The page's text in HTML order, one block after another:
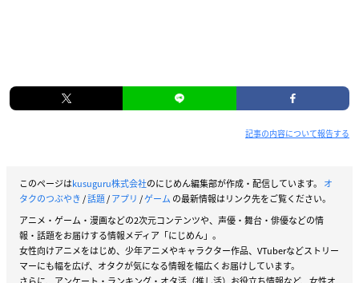
記事の内容について報告する
このページはkusuguru株式会社のにじめん編集部が作成・配信しています。 オ
タクのつぶやき/話題/アプリ /ゲーム の最新情報はリンク先をご覧ください。
アニメ・ゲーム・漫画などの2次元コンテンツや、声優・舞台・俳優などの情
報・話題をお届けする情報メディア「にじめん」。
女性向けアニメをはじめ、少年アニメやキャラクター作品、VTuberなどストリー
マーにも幅を広げ、オタクが気になる情報を幅広くお届けしています。